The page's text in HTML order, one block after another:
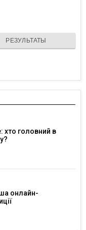
РЕЗУЛЬТАТЫ
хто головний в
онлайн-